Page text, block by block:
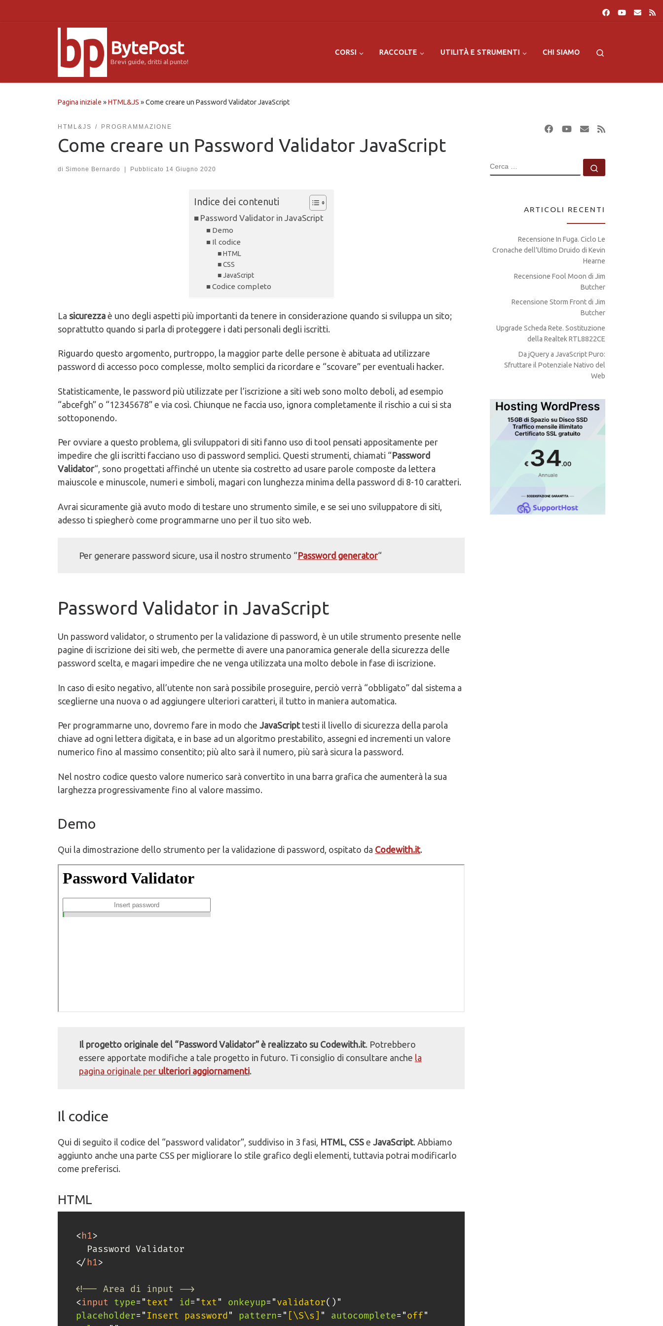
BytePost
Brevi guide, dritti al punto!
CORSI RACCOLTE UTILITÀ E STRUMENTI CHI SIAMO
Pagina iniziale »HTML&JS »Come creare un Password Validator JavaScript
HTML&JS PROGRAMMAZIONE
Come creare un Password Validator JavaScript
di Simone Bernardo Pubblicato 14 Giugno 2020
Indice dei contenuti
Password Validator in JavaScript
Demo
Il codice
HTML
CSS
JavaScript
Codice completo
La sicurezza è uno degli aspetti più importanti da tenere in considerazione quando si sviluppa un sito;
soprattutto quando si parla di proteggere i dati personali degli iscritti.
Riguardo questo argomento, purtroppo, la maggior parte delle persone è abituata ad utilizzare
password di accesso poco complesse, molto semplici da ricordare e “scovare” per eventuali hacker.
Statisticamente, le password più utilizzate per l’iscrizione a siti web sono molto deboli, ad esempio
“abcefgh” o “12345678” e via così. Chiunque ne faccia uso, ignora completamente il rischio a cui si sta
sottoponendo.
Per ovviare a questo problema, gli sviluppatori di siti fanno uso di tool pensati appositamente per
impedire che gli iscritti facciano uso di password semplici. Questi strumenti, chiamati “Password
Validator“, sono progettati affinché un utente sia costretto ad usare parole composte da lettera
maiuscole e minuscole, numeri e simboli, magari con lunghezza minima della password di 8-10 caratteri.
Avrai sicuramente già avuto modo di testare uno strumento simile, e se sei uno sviluppatore di siti,
adesso ti spiegherò come programmarne uno per il tuo sito web.
Per generare password sicure, usa il nostro strumento “Password generator“
Password Validator in JavaScript
Un password validator, o strumento per la validazione di password, è un utile strumento presente nelle
pagine di iscrizione dei siti web, che permette di avere una panoramica generale della sicurezza delle
password scelta, e magari impedire che ne venga utilizzata una molto debole in fase di iscrizione.
In caso di esito negativo, all’utente non sarà possibile proseguire, perciò verrà “obbligato” dal sistema a
sceglierne una nuova o ad aggiungere ulteriori caratteri, il tutto in maniera automatica.
Per programmarne uno, dovremo fare in modo che JavaScript testi il livello di sicurezza della parola
chiave ad ogni lettera digitata, e in base ad un algoritmo prestabilito, assegni ed incrementi un valore
numerico fino al massimo consentito; più alto sarà il numero, più sarà sicura la password.
Nel nostro codice questo valore numerico sarà convertito in una barra grafica che aumenterà la sua
larghezza progressivamente fino al valore massimo.
Demo
Qui la dimostrazione dello strumento per la validazione di password, ospitato da Codewith.it.
Il progetto originale del “Password Validator” è realizzato su Codewith.it. Potrebbero
essere apportate modifiche a tale progetto in futuro. Ti consiglio di consultare anche la
pagina originale per ulteriori aggiornamenti.
Il codice
Qui di seguito il codice del “password validator”, suddiviso in 3 fasi, HTML, CSS e JavaScript. Abbiamo
aggiunto anche una parte CSS per migliorare lo stile grafico degli elementi, tuttavia potrai modificarlo
come preferisci.
HTML
<h1>
</h1>
<!-- Area di input -->
<input type="text" id="txt" onkeyup="validator( ) "
placeholder=" Insert password" pattern=" [\S\s] " autocomplete="off"
CERCA
ARTICOLI RECENTI
Recensione In Fuga. Ciclo Le
Cronache dell’Ultimo Druido di Kevin
Hearne
Recensione Fool Moon di Jim
Butcher
Recensione Storm Front di Jim
Butcher
Upgrade Scheda Rete. Sostituzione
della Realtek RTL8822CE
Da jQuery a JavaScript Puro:
Sfruttare il Potenziale Nativo del
Web